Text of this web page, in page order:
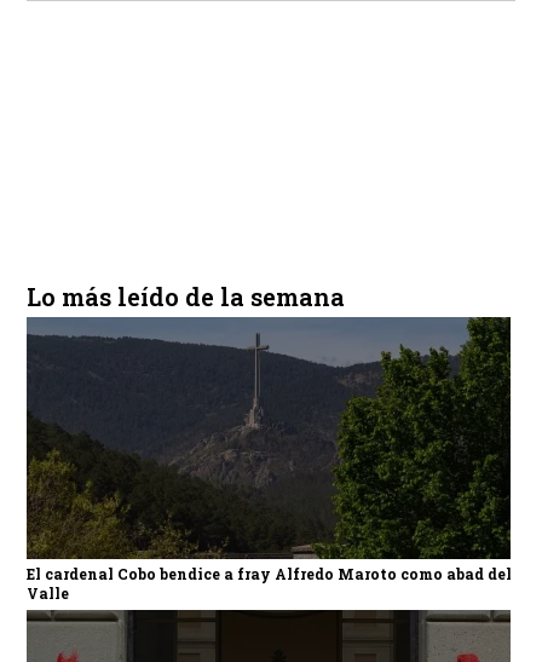
Lo más leído de la semana
El cardenal Cobo bendice a fray Alfredo Maroto como abad del
Valle